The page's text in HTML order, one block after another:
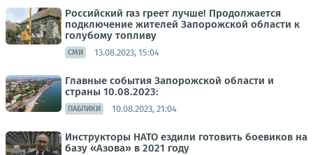
Российский газ греет лучше! Продолжается
подключение жителей Запорожской области к
голубому топливу
СМИ 13.08.2023, 15:04
Главные события Запорожской области и
страны 10.08.2023:
ПАБЛИКИ 10.08.2023, 21:04
Инструкторы НАТО ездили готовить боевиков на
базу «Азова» в 2021 году